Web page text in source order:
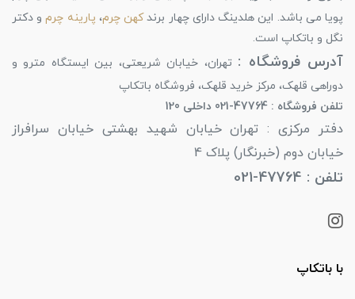
پویا می باشد. این هلدینگ دارای چهار برندکهن چرم، پارینه چرمو دکتر
نگل و باتکاپ است.
آدرس فروشگاه : تهران، خیابان شریعتی، بین ایستگاه مترو و
دوراهی قلهک، مرکز خرید قلهک، فروشگاه باتکاپ
تلفن فروشگاه : 47764-021 داخلی 120
دفتر مرکزی : تهران خیابان شهید بهشتی خیابان سرافراز
خیابان دوم (خبرنگار) پلاک 4
تلفن : 47764-021
با باتکاپ